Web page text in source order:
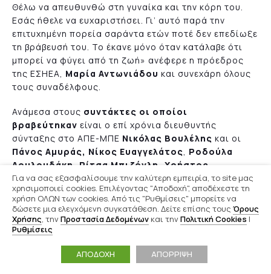
Θέλω να απευθυνθώ στη γυναίκα και την κόρη του.
Εσάς ήθελε να ευχαριστήσει. Γι’ αυτό παρά την
επιτυχημένη πορεία σαράντα ετών ποτέ δεν επεδίωξε
τη βράβευσή του. Το έκανε μόνο όταν κατάλαβε ότι
μπορεί να φύγει από τη ζωή» ανέφερε η πρόεδρος
της ΕΣΗΕΑ, Μαρία Αντωνιάδου και συνεχάρη όλους
τους συναδέλφους.
Ανάμεσα στους συντάκτες οι οποίοι
βραβεύτηκαν είναι ο επί χρόνια διευθυντής
σύνταξης στο ΑΠΕ-ΜΠΕ Νικόλας Βουλέλης και οι
Πάνος Αμυράς, Νίκος Ευαγγελάτος, Ροδούλα
Λουλουδάκη, Ρίτσα Μπιζόγλη, Χρήστος
Μουλίνος, Βασίλης Νέδος, Σοφία Πατραμάνη,
Νίκος Στραβελάκης, Νίκος Φελέκης και Ιορδάνης
Χασαπόπουλος.
Επιπλέον,
απονεμήθηκαν:ΣτονΕΔΟΕΑΠγια την ανθρωπιστική
βοήθεια στον λαό της Ουκρανίας, στην
Για να σας εξασφαλίσουμε την καλύτερη εμπειρία, το site μας
χρησιμοποιεί cookies. Επιλέγοντας "Αποδοχή", αποδέχεστε τη
χρήση ΟΛΩΝ των cookies. Από τις "Ρυθμίσεις" μπορείτε να
δώσετε μια ελεγχόμενη συγκατάθεση. Δείτε επίσης τους Όρους
Χρήσης, τηνΠροστασία Δεδομένων και τηνΠολιτική Cookies |
Ρυθμίσεις
ΑΠΟΔΟΧΗ ΑΠΟΡΡΙΨΗ